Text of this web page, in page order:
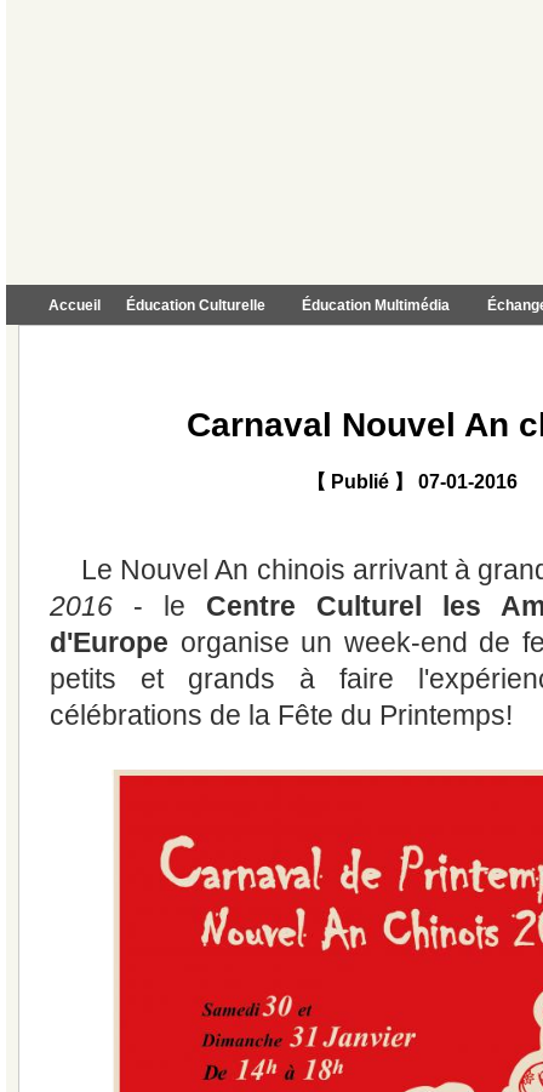
Accueil Éducation Culturelle Éducation Multimédia
Carnaval Nouvel An
【 Publié 】 07-01-2016
Le Nouvel An chinois arrivant à
2016 - le Centre Culturel les
d'Europe organise un week-end de
petits et grands à faire
célébrations de la Fête du Printemps!